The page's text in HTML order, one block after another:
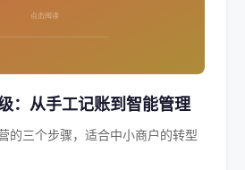
：从手工记账到智能管理
的三个步骤，适合中小商户的转型